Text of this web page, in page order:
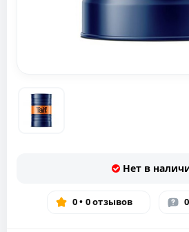
Нет в
0 • 0 отзывов